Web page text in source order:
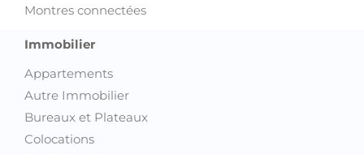
Montres connectées
Immobilier
Appartements
Autre Immobilier
Bureaux et Plateaux
Colocations